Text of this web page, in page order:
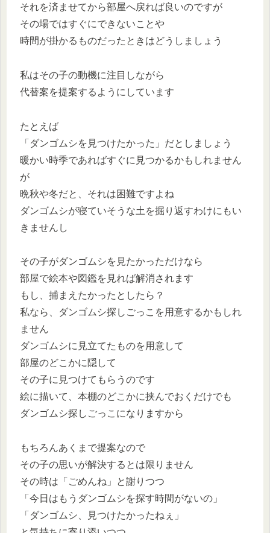
それを済ませてから部屋へ戻れば良いのですが
その場ではすぐにできないことや
時間が掛かるものだったときはどうしましょう
私はその子の動機に注目しながら
代替案を提案するようにしています
たとえば
「ダンゴムシを見つけたかった」だとしましょう
暖かい時季であればすぐに見つかるかもしれません
が
晩秋や冬だと、それは困難ですよね
ダンゴムシが寝ていそうな土を掘り返すわけにもい
きませんし
その子がダンゴムシを見たかっただけなら
部屋で絵本や図鑑を見れば解消されます
もし、捕まえたかったとしたら？
私なら、ダンゴムシ探しごっこを用意するかもしれ
ません
ダンゴムシに見立てたものを用意して
部屋のどこかに隠して
その子に見つけてもらうのです
絵に描いて、本棚のどこかに挟んでおくだけでも
ダンゴムシ探しごっこになりますから
もちろんあくまで提案なので
その子の思いが解決するとは限りません
その時は「ごめんね」と謝りつつ
「今日はもうダンゴムシを探す時間がないの」
「ダンゴムシ、見つけたかったねぇ」